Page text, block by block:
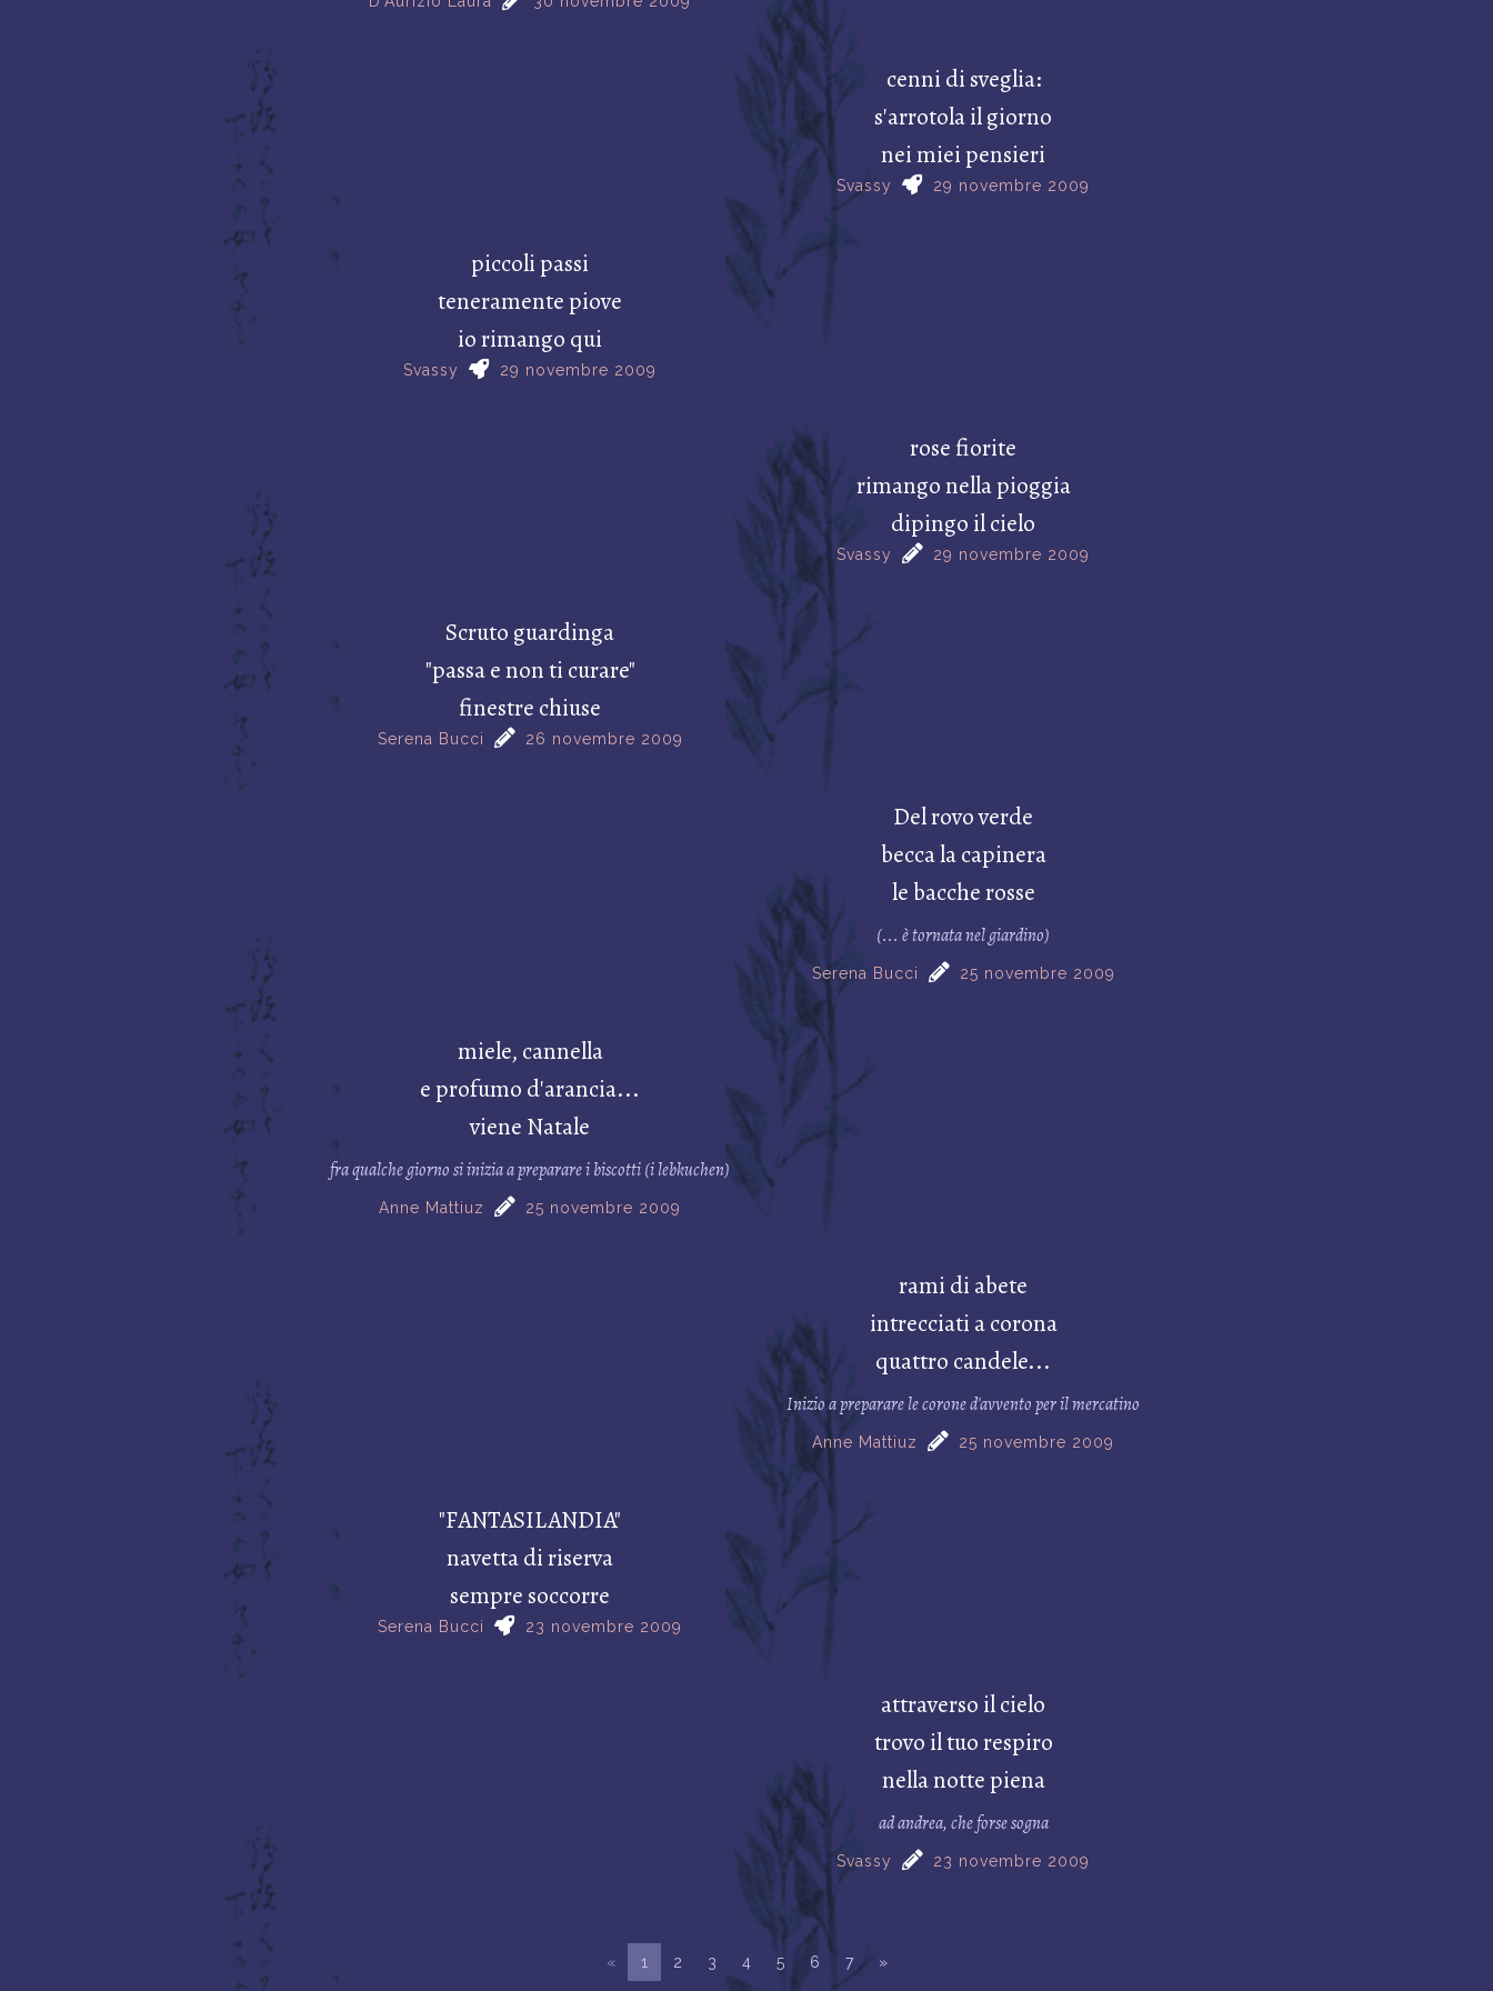
cenni di sveglia:
s'arrotola il giorno
nei miei pensieri
Svassy 29 novembre 2009
piccoli passi
teneramente piove
io rimango qui
Svassy 29 novembre 2009
rose fiorite
rimango nella pioggia
dipingo il cielo
Svassy 29 novembre 2009
Scruto guardinga
"passa e non ti curare"
finestre chiuse
Serena Bucci 26 novembre 2009
Del rovo verde
becca la capinera
le bacche rosse
(... è tornata nel giardino)
Serena Bucci 25 novembre 2009
miele, cannella
e profumo d'arancia...
viene Natale
fra qualche giorno si inizia a preparare i biscotti (i lebkuchen)
Anne Mattiuz 25 novembre 2009
rami di abete
intrecciati a corona
quattro candele...
Inizio a preparare le corone d'avvento per il mercatino
Anne Mattiuz 25 novembre 2009
"FANTASILANDIA"
navetta di riserva
sempre soccorre
Serena Bucci 23 novembre 2009
attraverso il cielo
trovo il tuo respiro
nella notte piena
ad andrea, che forse sogna
Svassy 23 novembre 2009
« 1 2 3 4 5 6 7 »